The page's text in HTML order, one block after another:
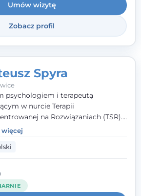
Umów wizytę
Zobacz profil
Spyra
psychologiem i terapeutą
w nurcie Terapii
na Rozwiązaniach (TSR).
młodzieży i dorosłym z
zrozumieniem i bez oceniania.
do bycia sobą, bo wiem, że
człowieku jest coś wyjątkowego.
więcej